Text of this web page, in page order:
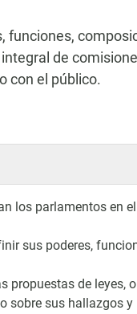
funciones,
de
con el público.
los parlamentos en
sus poderes,
de leyes,
sus hallazgos y